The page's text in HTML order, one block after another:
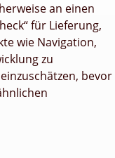
an einen
für Lieferung,
wie Navigation,
zu
bevor